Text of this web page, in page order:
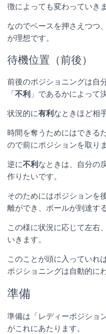
徴によっても変わっていきま
なのでベースを押さえつつ
が理想です。
待機位置（前後）
前後のポジショニングは自
「 不利 」であるかによって
状況的に有利 なときほど相
時間を奪うためにはできる
ので前にポジションを取りま
逆に不利 なときは、自分の
作りたいです。
そのためにはポジションを
離ができ、ボールが到達す
この様に状況に応じて左右
いきます。
このことが頭に入っていれ
ポジショニングは自動的に
準備
準備は「レディーポジショ
がこれにあたります。